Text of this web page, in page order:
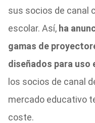
sus socios de canal
escolar. Así, ha
gamas de
diseñados para uso
los socios de canal
mercado educativo
coste.